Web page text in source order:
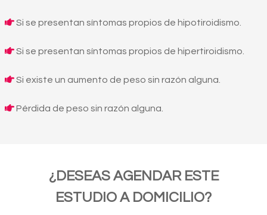
Si se presentan síntomas propios de hipotiroidismo.
Si se presentan síntomas propios de hipertiroidismo.
Si existe un aumento de peso sin razón alguna.
Pérdida de peso sin razón alguna.
¿DESEAS AGENDAR ESTE
ESTUDIO A DOMICILIO?